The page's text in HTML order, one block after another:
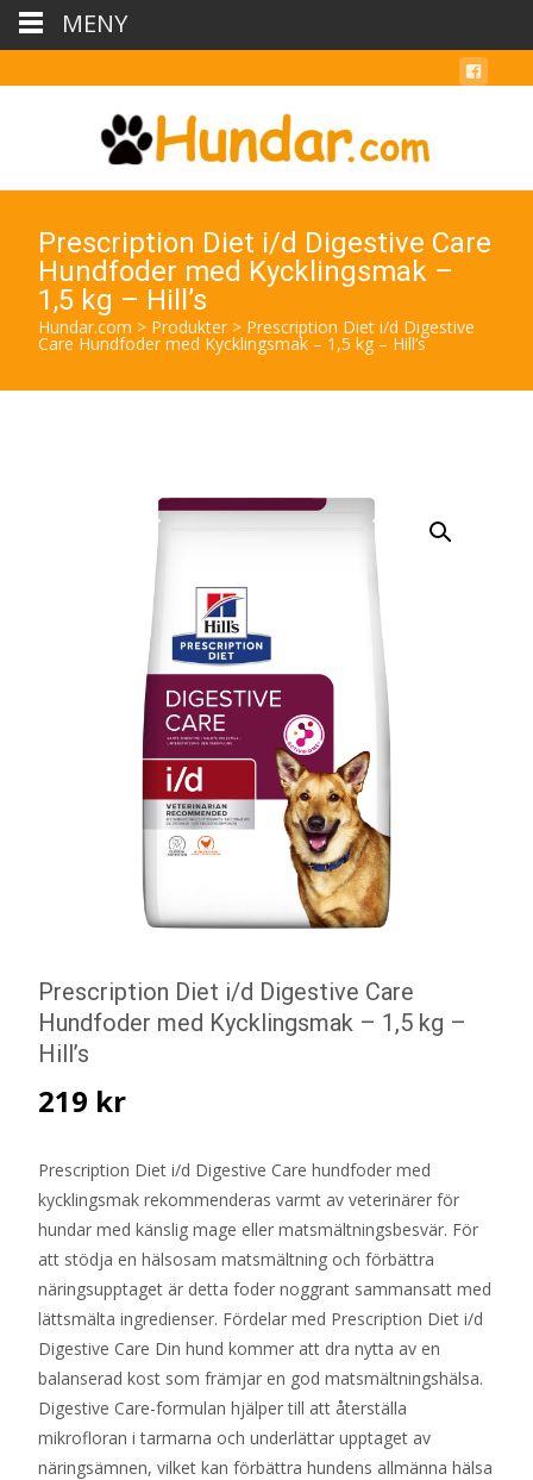
Prescription Diet i/d Digestive Care
Hundfoder med Kycklingsmak –
1,5 kg – Hill’s
Hundar.com > Produkter > Prescription Diet i/d Digestive
Care Hundfoder med Kycklingsmak – 1,5 kg – Hill’s
Prescription Diet i/d Digestive Care
Hundfoder med Kycklingsmak – 1,5 kg –
Hill’s
219 kr
Prescription Diet i/d Digestive Care hundfoder med
kycklingsmak rekommenderas varmt av veterinärer för
hundar med känslig mage eller matsmältningsbesvär. För
att stödja en hälsosam matsmältning och förbättra
näringsupptaget är detta foder noggrant sammansatt med
lättsmälta ingredienser. Fördelar med Prescription Diet i/d
Digestive Care Din hund kommer att dra nytta av en
balanserad kost som främjar en god matsmältningshälsa.
Digestive Care-formulan hjälper till att återställa
mikrofloran i tarmarna och underlättar upptaget av
näringsämnen, vilket kan förbättra hundens allmänna hälsa
MENY